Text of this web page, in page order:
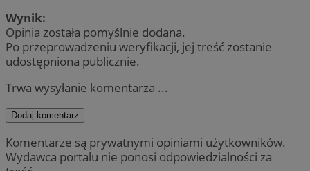
Wynik:
Opinia została pomyślnie dodana.
Po przeprowadzeniu weryfikacji, jej treść zostanie
udostępniona publicznie.
Trwa wysyłanie komentarza ...
Dodaj komentarz
Komentarze są prywatnymi opiniami użytkowników.
Wydawca portalu nie ponosi odpowiedzialności za